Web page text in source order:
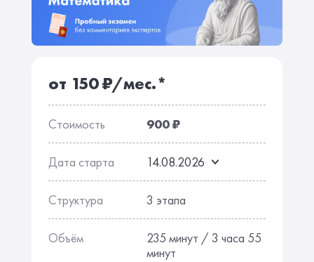
от 150 ₽/мес.*
Стоимость 900 ₽
Дата старта 14.08.2026
Структура 3 этапа
Объём
235 минут / 3 часа 55
минут